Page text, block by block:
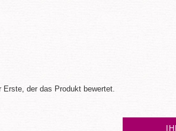
Erste, der das Produkt bewertet.